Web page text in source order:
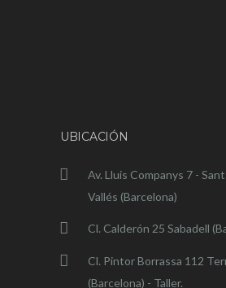
UBICACIÓN
Av. Lluis Companys 7 -
Vallés (Barcelona)
Cl. Calderón 25 Sabadell
Cl. Pintor Borrassa 112
(Barcelona) - Taller.